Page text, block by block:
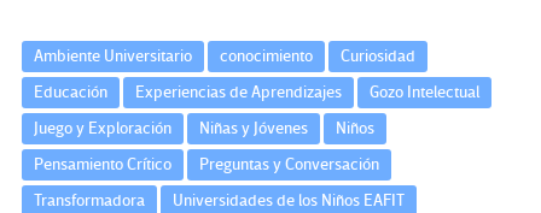
Ambiente Universitario conocimiento
Curiosidad
Educación
Experiencias de Aprendizajes
Gozo Intelectual
Juego y Exploración
Niñas y Jóvenes
Niños
Pensamiento Crítico
Preguntas y Conversación
Transformadora
Universidades de los Niños EAFIT